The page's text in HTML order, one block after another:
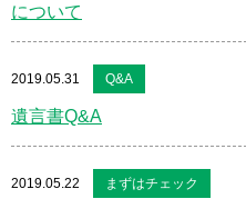
について
2019.05.31 Q&A
遺言書Q&A
2019.05.22 まずはチェック